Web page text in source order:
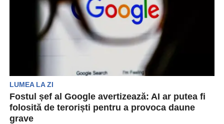
LUMEA LA ZI
Fostul șef al Google avertizează: AI ar putea fi
folosită de teroriști pentru a provoca daune
grave